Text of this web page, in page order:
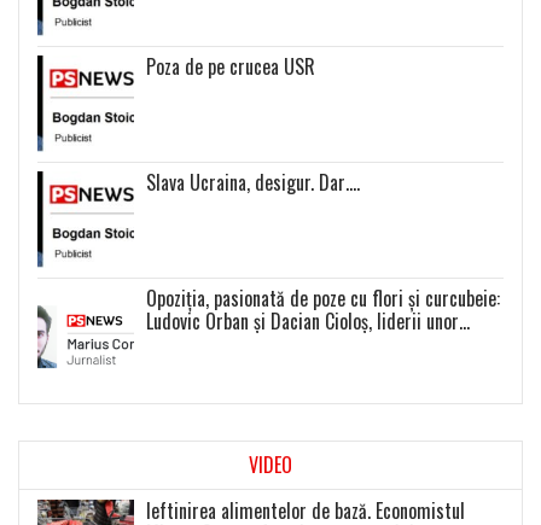
Poza de pe crucea USR
Slava Ucraina, desigur. Dar….
Opoziția, pasionată de poze cu flori și curcubeie:
Ludovic Orban și Dacian Cioloș, liderii unor
VIDEO
Ieftinirea alimentelor de bază. Economistul